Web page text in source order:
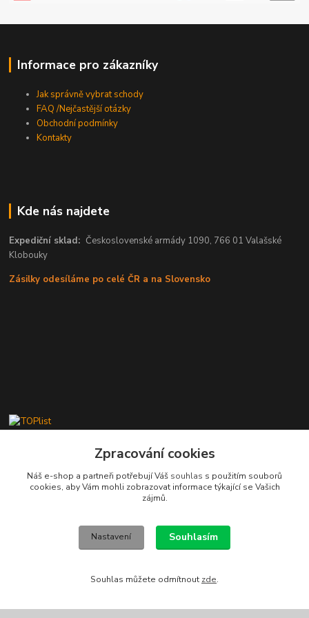
Informace pro zákazníky
Jak správně vybrat schody
FAQ /Nejčastější otázky
Obchodní podmínky
Kontakty
Kde nás najdete
Expediční sklad:Československé armády 1090, 766 01 Valašské
Klobouky
Zásilky odesíláme po celé ČR a na Slovensko
Kontakty
Stanislav Fuks
605 703 535
Po-Čt 7.00 - 16.00 hod. Pá 7.00 - 12.00 hod.
info@schodyplus.cz
Zpracování cookies
Náš e-shop a partneři potřebují Váš souhlas s použitím souborů
cookies, aby Vám mohli zobrazovat informace týkající se Vašich
zájmů.
Nastavení Souhlasím
Souhlas můžete odmítnout zde.